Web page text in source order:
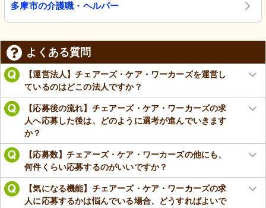
多摩市の介護職・ヘルパー
よくある質問
【運営法人】チェアーズ・ケア・ワーカーズを運営し
ているのはどこの法人ですか？
【応募後の流れ】チェアーズ・ケア・ワーカーズの求
人へ応募した後は、どのように選考が進んでいきます
か？
【応募数】チェアーズ・ケア・ワーカーズの他にも、
何件くらい応募するのがいいですか？
【気になる機能】チェアーズ・ケア・ワーカーズの求
人に応募するかは悩んでいる場合、どうすればよいで